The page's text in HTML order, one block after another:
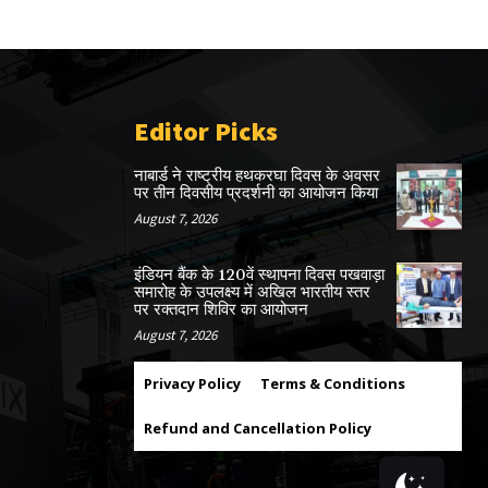
Editor Picks
नाबार्ड ने राष्ट्रीय हथकरघा दिवस के अवसर
पर तीन दिवसीय प्रदर्शनी का आयोजन किया
August 7, 2026
इंडियन बैंक के 120वें स्थापना दिवस पखवाड़ा
समारोह के उपलक्ष्य में अखिल भारतीय स्तर
पर रक्तदान शिविर का आयोजन
August 7, 2026
Privacy Policy Terms & Conditions
Refund and Cancellation Policy